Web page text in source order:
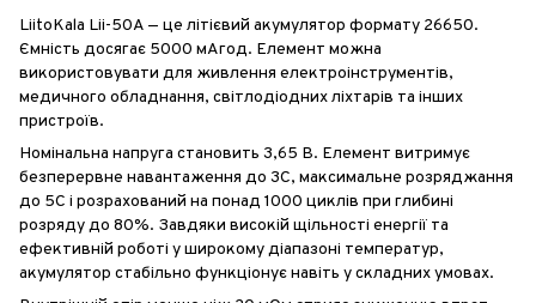
LiitoKala Lii-50A — це літієвий акумулятор формату 26650.
Ємність досягає 5000 мАгод. Елемент можна
використовувати для живлення електроінструментів,
медичного обладнання, світлодіодних ліхтарів та інших
пристроїв.
Номінальна напруга становить 3,65 В. Елемент витримує
безперервне навантаження до 3C, максимальне розряджання
до 5C і розрахований на понад 1000 циклів при глибині
розряду до 80%. Завдяки високій щільності енергії та
ефективній роботі у широкому діапазоні температур,
акумулятор стабільно функціонує навіть у складних умовах.